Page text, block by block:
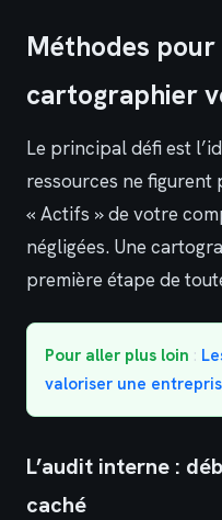
Méthodes
cartographier
Le principal défi est
ressources ne figurent
« Actifs » de votre
négligées. Une
première étape de
Pour aller plus loin :
valoriser une
L’audit interne :
caché